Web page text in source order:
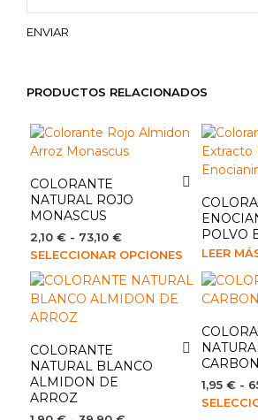
ENVIAR
PRODUCTOS RELACIONADOS
COLORANTE
NATURAL ROJO
MONASCUS
2,10 € - 73,10 €Rango
de
desde
2,10 €
SELECCIONAR OPCIONES
Este
producto
tiene
variantes.
Las
opciones
se
pueden
POLVO
LEER
COLORANTE
NATURAL BLANCO
ALMIDON DE
ARROZ
1,95 € -